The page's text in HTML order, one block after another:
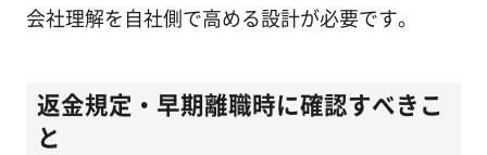
会社理解を自社側で高める設計が必要です。
返金規定・早期離職時に確認すべきこ
と